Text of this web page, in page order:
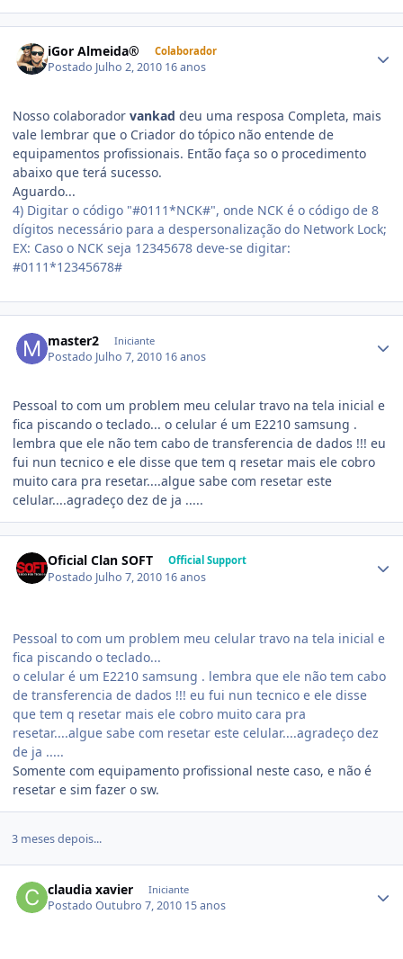
iGor Almeida® Colaborador
Postado Julho 2, 2010 16 anos
Nosso colaborador vankad deu uma resposa Completa, mais
vale lembrar que o Criador do tópico não entende de
equipamentos profissionais. Então faça so o procedimento
abaixo que terá sucesso.
Aguardo...
4) Digitar o código "#0111*NCK#", onde NCK é o código de 8
dígitos necessário para a despersonalização do Network Lock;
EX: Caso o NCK seja 12345678 deve-se digitar:
#0111*12345678#
master2 Iniciante
Postado Julho 7, 2010 16 anos
Pessoal to com um problem meu celular travo na tela inicial e
fica piscando o teclado... o celular é um E2210 samsung .
lembra que ele não tem cabo de transferencia de dados !!! eu
fui nun tecnico e ele disse que tem q resetar mais ele cobro
muito cara pra resetar....algue sabe com resetar este
celular....agradeço dez de ja .....
Oficial Clan SOFT Official Support
Postado Julho 7, 2010 16 anos
Pessoal to com um problem meu celular travo na tela inicial e
fica piscando o teclado...
o celular é um E2210 samsung . lembra que ele não tem cabo
de transferencia de dados !!! eu fui nun tecnico e ele disse
que tem q resetar mais ele cobro muito cara pra
resetar....algue sabe com resetar este celular....agradeço dez
de ja .....
Somente com equipamento profissional neste caso, e não é
resetar e sim fazer o sw.
3 meses depois...
claudia xavier Iniciante
PostadoOutubro 7, 2010 15 anos